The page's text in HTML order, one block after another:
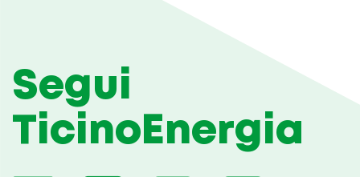
Segui
TicinoEnergia